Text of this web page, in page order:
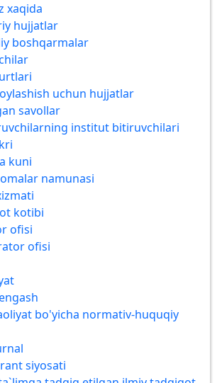
xaqida
hujjatlar
boshqarmalar
uchun hujjatlar
savollar
institut bitiruvchilari
kuni
namunasi
kotibi
ofisi
ofisi
bo'yicha normativ-huquqiy
siyosati